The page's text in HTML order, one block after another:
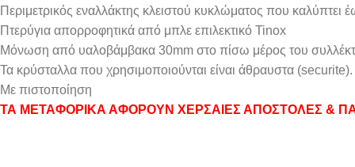
Περιμετρικός εναλλάκτης κλειστού κυκλώματος που
Πτερύγια απορροφητικά από μπλε επιλεκτικό Tinox
Μόνωση από υαλοβάμβακα 30mm στο πίσω μέρος του
Τα κρύσταλλα που χρησιμοποιούνται είναι άθραυστα (securite).
Mε πιστοποίηση
ΤΑ ΜΕΤΑΦΟΡΙΚΑ ΑΦΟΡΟΥΝ ΧΕΡΣΑΙΕΣ ΑΠΟΣΤΟΛΕΣ &